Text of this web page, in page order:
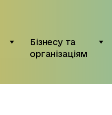
Бізнесу та
організаціям